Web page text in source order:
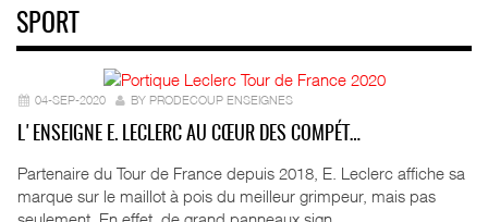
SPORT
04-SEP-2020 BY PRODECOUP ENSEIGNES
L'ENSEIGNE E. LECLERC AU CŒUR DES COMPÉT…
Partenaire du Tour de France depuis 2018, E. Leclerc affiche sa
marque sur le maillot à pois du meilleur grimpeur, mais pas